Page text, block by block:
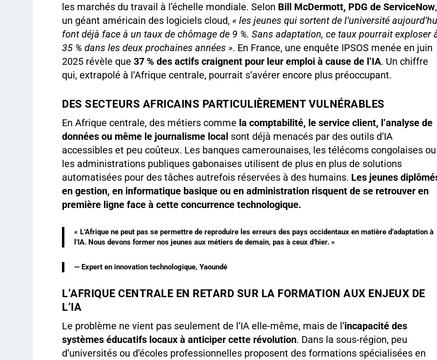
les marchés du travail à l’échelle mondiale. Selon Bill McDermott, PDG de ServiceNow,
un géant américain des logiciels cloud, « les jeunes qui sortent de l’université
font déjà face à un taux de chômage de 9 %. Sans adaptation, ce taux pourrait exploser
35 % dans les deux prochaines années ». En France, une enquête IPSOS menée en juin
2025 révèle que37 % des actifs craignent pour leur emploi à cause de l’IA. Un chiffre
qui, extrapolé à l’Afrique centrale, pourrait s’avérer encore plus préoccupant.
DES SECTEURS AFRICAINS PARTICULIÈREMENT VULNÉRABLES
En Afrique centrale, des métiers comme la comptabilité, le service client, l’analyse de
données ou même le journalisme local sont déjà menacés par des outils d’IA
accessibles et peu coûteux. Les banques camerounaises, les télécoms congolaises ou
les administrations publiques gabonaises utilisent de plus en plus de solutions
automatisées pour des tâches autrefois réservées à des humains. Les jeunes
en gestion, en informatique basique ou en administration risquent de se retrouver en
première ligne face à cette concurrence technologique.
« L’Afrique ne peut pas se permettre de reproduire les erreurs des pays occidentaux en matière d’adaptation à
l’IA. Nous devons former nos jeunes aux métiers de demain, pas à ceux d’hier. »
— Expert en innovation technologique, Yaoundé
L’AFRIQUE CENTRALE EN RETARD SUR LA FORMATION AUX ENJEUX DE
L’IA
Le problème ne vient pas seulement de l’IA elle-même, mais de l’incapacité des
systèmes éducatifs locaux à anticiper cette révolution. Dans la sous-région, peu
d’universités ou d’écoles professionnelles proposent des formations spécialisées en